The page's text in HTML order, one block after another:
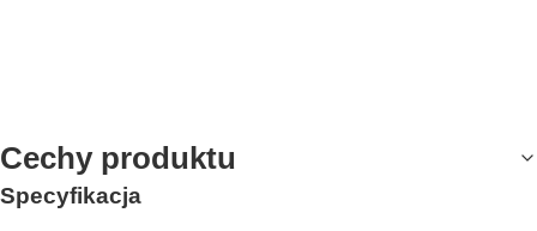
Cechy produktu
Specyfikacja